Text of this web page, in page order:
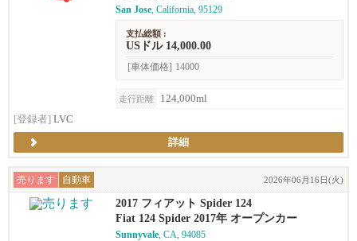
San Jose, California, 95129
支払総額 :
USドル 14,000.00
[車体価格] 14000
走行距離
124,000ml
[登録者] LVC
詳細
売ります 自動車 2026年06月16日(火)
2017 フィアット Spider 124
Fiat 124 Spider 2017年 オープンカー
Sunnyvale, CA, 94085